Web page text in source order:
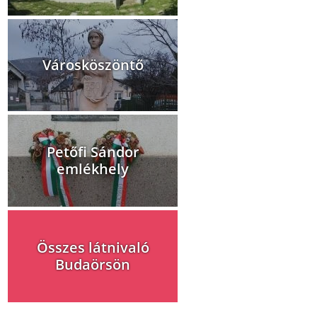
Városköszöntő
Petőfi Sándor
emlékhely
Összes látnivaló
Budaörsön